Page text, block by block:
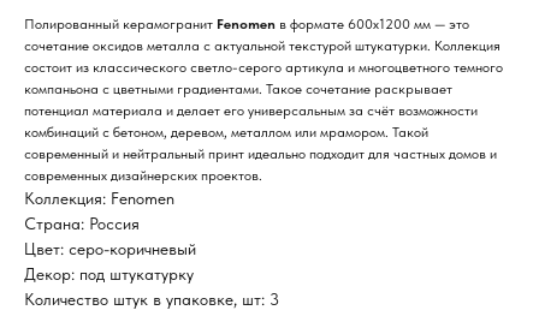
Полированный керамогранит Fenomen в формате 600х1200 мм — это
сочетание оксидов металла c актуальной текстурой штукатурки. Коллекция
состоит из классического светло-серого артикула и многоцветного темного
компаньона с цветными градиентами. Такое сочетание раскрывает
потенциал материала и делает его универсальным за счёт возможности
комбинаций с бетоном, деревом, металлом или мрамором. Такой
современный и нейтральный принт идеально подходит для частных домов и
современных дизайнерских проектов.
Коллекция: Fenomen
Страна: Россия
Цвет: серо-коричневый
Декор: под штукатурку
Количество штук в упаковке, шт: 3